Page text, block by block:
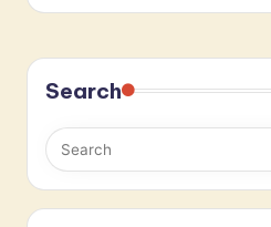
Search